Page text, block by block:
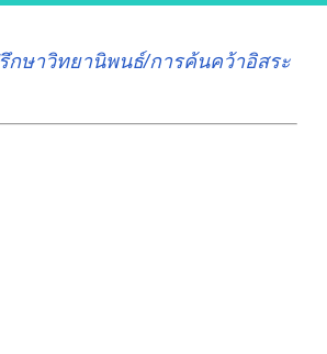
กษาวิทยานิพนธ์/การค้นคว้าอิสระ